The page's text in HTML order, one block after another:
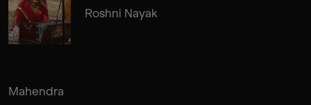
Roshni Nayak
Mahendra